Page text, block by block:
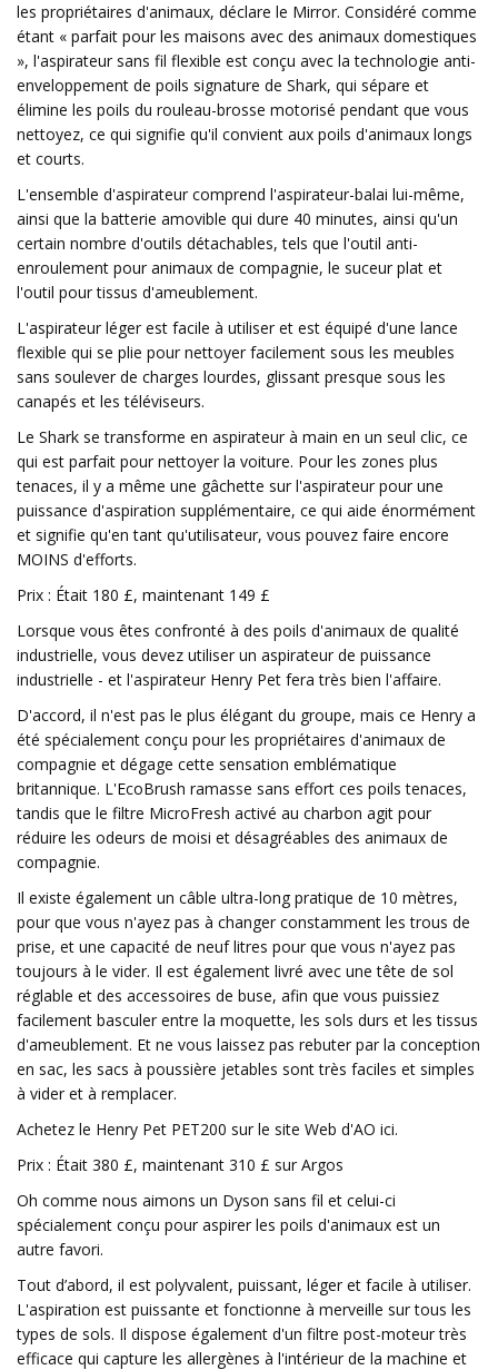
les propriétaires d'animaux, déclare le Mirror. Considéré comme
étant « parfait pour les maisons avec des animaux domestiques
», l'aspirateur sans fil flexible est conçu avec la technologie anti-
enveloppement de poils signature de Shark, qui sépare et
élimine les poils du rouleau-brosse motorisé pendant que vous
nettoyez, ce qui signifie qu'il convient aux poils d'animaux longs
et courts.
L'ensemble d'aspirateur comprend l'aspirateur-balai lui-même,
ainsi que la batterie amovible qui dure 40 minutes, ainsi qu'un
certain nombre d'outils détachables, tels que l'outil anti-
enroulement pour animaux de compagnie, le suceur plat et
l'outil pour tissus d'ameublement.
L'aspirateur léger est facile à utiliser et est équipé d'une lance
flexible qui se plie pour nettoyer facilement sous les meubles
sans soulever de charges lourdes, glissant presque sous les
canapés et les téléviseurs.
Le Shark se transforme en aspirateur à main en un seul clic, ce
qui est parfait pour nettoyer la voiture. Pour les zones plus
tenaces, il y a même une gâchette sur l'aspirateur pour une
puissance d'aspiration supplémentaire, ce qui aide énormément
et signifie qu'en tant qu'utilisateur, vous pouvez faire encore
MOINS d'efforts.
Prix ​​: Était 180 £, maintenant 149 £
Lorsque vous êtes confronté à des poils d'animaux de qualité
industrielle, vous devez utiliser un aspirateur de puissance
industrielle - et l'aspirateur Henry Pet fera très bien l'affaire.
D'accord, il n'est pas le plus élégant du groupe, mais ce Henry a
été spécialement conçu pour les propriétaires d'animaux de
compagnie et dégage cette sensation emblématique
britannique. L'EcoBrush ramasse sans effort ces poils tenaces,
tandis que le filtre MicroFresh activé au charbon agit pour
réduire les odeurs de moisi et désagréables des animaux de
compagnie.
Il existe également un câble ultra-long pratique de 10 mètres,
pour que vous n'ayez pas à changer constamment les trous de
prise, et une capacité de neuf litres pour que vous n'ayez pas
toujours à le vider. Il est également livré avec une tête de sol
réglable et des accessoires de buse, afin que vous puissiez
facilement basculer entre la moquette, les sols durs et les tissus
d'ameublement. Et ne vous laissez pas rebuter par la conception
en sac, les sacs à poussière jetables sont très faciles et simples
à vider et à remplacer.
Achetez le Henry Pet PET200 sur le site Web d'AO ici.
Prix ​​: Était 380 £, maintenant 310 £ sur Argos
Oh comme nous aimons un Dyson sans fil et celui-ci
spécialement conçu pour aspirer les poils d'animaux est un
autre favori.
Tout d’abord, il est polyvalent, puissant, léger et facile à utiliser.
L'aspiration est puissante et fonctionne à merveille sur tous les
types de sols. Il dispose également d'un filtre post-moteur très
efficace qui capture les allergènes à l'intérieur de la machine et